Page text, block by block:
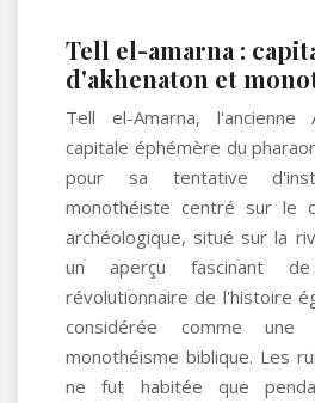
Tell el-amarna :
d'akhenaton et
Tell el-Amarna,
capitale éphémère du
pour sa tentative
monothéiste centré sur le
archéologique, situé sur la
un aperçu fascinant
révolutionnaire de l'histoire
considérée comme une
monothéisme biblique. Les
ne fut habitée que